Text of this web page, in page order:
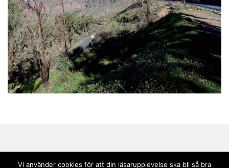
Vi använder cookies för att din läsarupplevelse ska bli så bra